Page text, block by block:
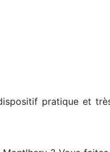
pratique et